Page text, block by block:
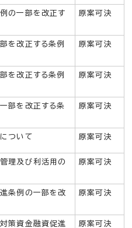
の一部を改正す
原案可決
を改正する条例
原案可決
を改正する条例
原案可決
部を改正する条
原案可決
ついて 原案可決
理及び利活用の
原案可決
条例の一部を改
原案可決
策資金融資促進
原案可決